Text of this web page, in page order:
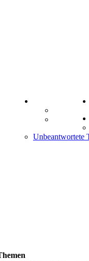
Comunio
Unbeantwortete